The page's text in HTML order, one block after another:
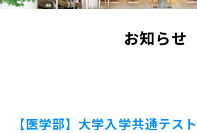
お知らせ
【医学部】大学入学共通テス